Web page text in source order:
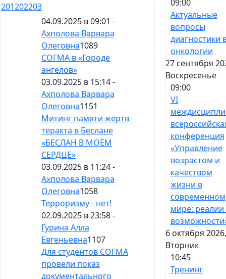
201202203
04.09.2025 в 09:01 -
Ахполова Варвара
Олеговна1089
СОГМА в «Городе
ангелов»
03.09.2025 в 15:14 -
Ахполова Варвара
Олеговна1151
Митинг памяти жертв
теракта в Беслане
«БЕСЛАН В МОЁМ
СЕРДЦЕ»
03.09.2025 в 11:24 -
Ахполова Варвара
Олеговна1058
Терроризму - нет!
02.09.2025 в 23:58 -
Гурина Алла
Евгеньевна1107
Для студентов СОГМА
провели показ
документального
09:00
Актуальные
вопросы
диагностики
онкологии
27 сентября
Воскресенье
09:00
VI
конференция
«Управление
возрастом и
качеством
жизни в
современном
мире: реалии
6 октября 2026,
Вторник
10:45
Тренинг